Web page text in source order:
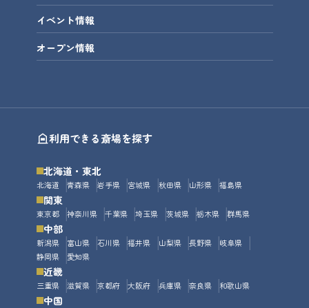
イベント情報
オープン情報
利用できる斎場を探す
北海道・東北
北海道 青森県 岩手県 宮城県 秋田県 山形県 福島県
関東
東京都 神奈川県 千葉県 埼玉県 茨城県 栃木県 群馬県
中部
新潟県 富山県 石川県 福井県 山梨県 長野県
岐阜県
静岡県
愛知県
近畿
三重県 滋賀県 京都府 大阪府 兵庫県 奈良県 和歌山県
中国